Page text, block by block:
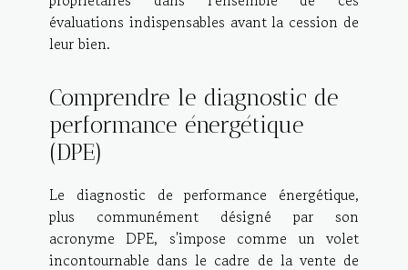
évaluations indispensables avant la cession de
leur bien.
Comprendre le diagnostic de
performance énergétique
(DPE)
Le diagnostic de performance énergétique,
plus communément désigné par son
acronyme DPE, s'impose comme un volet
incontournable dans le cadre de la vente de